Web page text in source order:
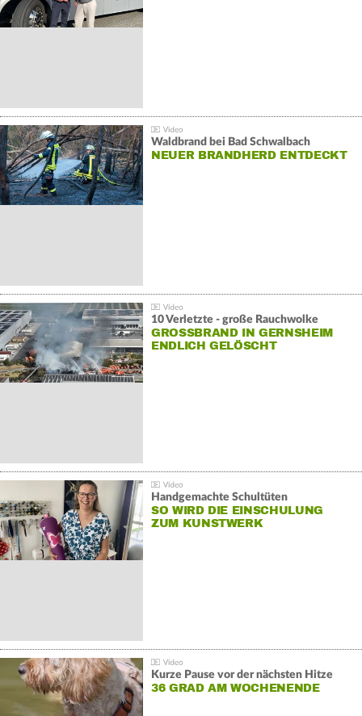
Waldbrand bei Bad Schwalbach
NEUER BRANDHERD ENTDECKT
10 Verletzte - große Rauchwolke
GROSSBRAND IN GERNSHEIM E
NDLICH GELÖSCHT
Handgemachte Schultüten
SO WIRD DIE EINSCHULUNG
ZUM KUNSTWERK
Kurze Pause vor der nächsten Hitze
36 GRAD AM WOCHENENDE